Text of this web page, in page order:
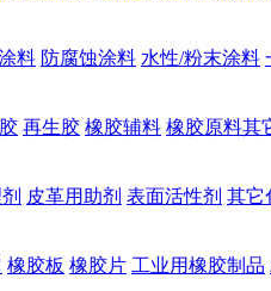
料 防腐蚀涂料 水性/粉末涂料
再生胶 橡胶辅料 橡胶原料其
皮革用助剂 表面活性剂 其它
橡胶板 橡胶片 工业用橡胶制品